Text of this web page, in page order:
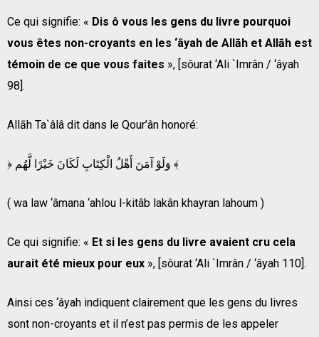
Ce qui signifie: « Dis ô vous les gens du livre pourquoi
vous êtes non-croyants en les ‘âyah de Allāh et Allāh est
témoin de ce que vous faites », [sôurat ‘Ali `Imrân / ‘âyah
98].
Allāh Ta`âlâ dit dans le Qour’ân honoré:
﴿ وَلَوْ آمَنَ أَهْلُ الْكِتَابِ لَكَانَ خَيْرًا لَّهُم ﴾
( wa law ‘âmana ‘ahlou l-kitâb lakân khayran lahoum )
Ce qui signifie: « Et si les gens du livre avaient cru cela
aurait été mieux pour eux », [sôurat ‘Ali `Imrân / ‘âyah 110].
Ainsi ces ‘âyah indiquent clairement que les gens du livres
sont non-croyants et il n’est pas permis de les appeler